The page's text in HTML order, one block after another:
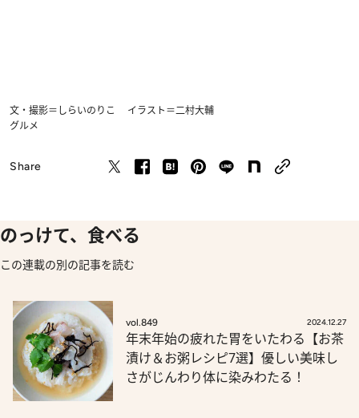
文・撮影＝しらいのりこ イラスト＝二村大輔
グルメ
Share
のっけて、食べる
この連載の別の記事を読む
vol.849 2024.12.27
年末年始の疲れた胃をいたわる【お茶
漬け＆お粥レシピ7選】優しい美味し
さがじんわり体に染みわたる！